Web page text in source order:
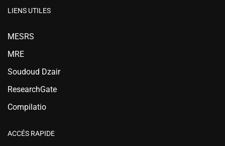
LIENS UTILES
MESRS
MRE
Soudoud Dzair
ResearchGate
Compilatio
ACCÉS RAPIDE